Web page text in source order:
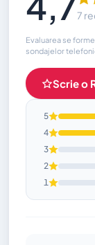
7
Evaluarea se
sondajelor
Scrie o
5
4
3
2
1